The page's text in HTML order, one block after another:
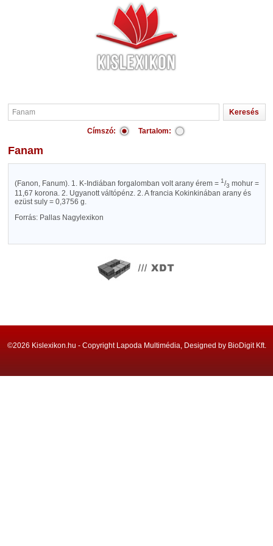
Címszó: Tartalom:
Fanam
(Fanon, Fanum). 1. K-Indiában forgalomban volt arany érem = 1/3 mohur =
11,67 korona. 2. Ugyanott váltópénz. 2. A francia Kokinkinában arany és
ezüst suly = 0,3756 g.
Forrás: Pallas Nagylexikon
©2026 Kislexikon.hu - Copyright Lapoda Multimédia, Designed by BioDigit Kft.